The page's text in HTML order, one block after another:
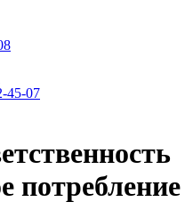
45-07
потребление